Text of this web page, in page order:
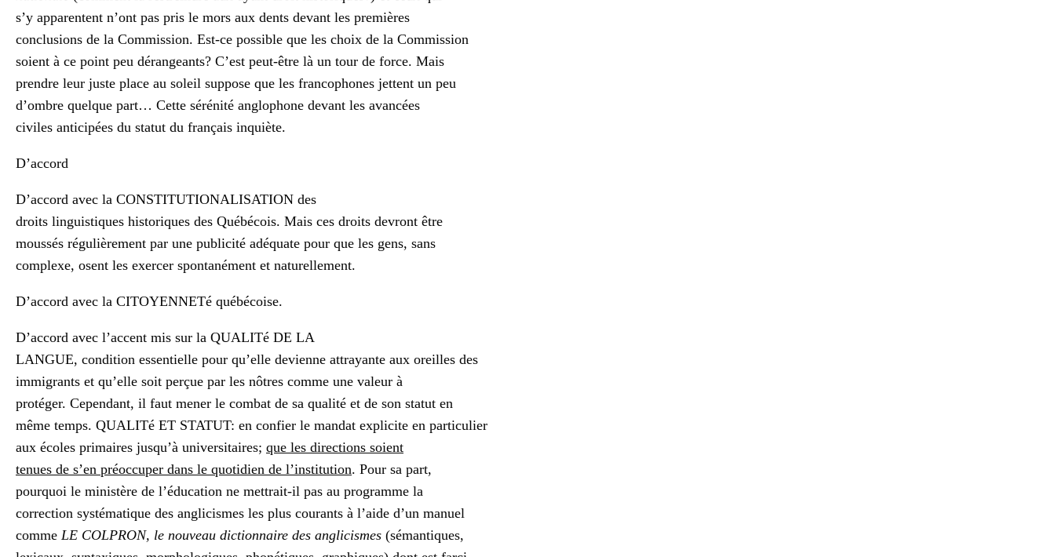
s’y apparentent n’ont pas pris le mors aux dents devant les premières
conclusions de la Commission. Est-ce possible que les choix de la Commission
soient à ce point peu dérangeants? C’est peut-être là un tour de force. Mais
prendre leur juste place au soleil suppose que les francophones jettent un peu
d’ombre quelque part… Cette sérénité anglophone devant les avancées
civiles anticipées du statut du français inquiète.
D’accord
D’accord avec la CONSTITUTIONALISATION des
droits linguistiques historiques des Québécois. Mais ces droits devront être
moussés régulièrement par une publicité adéquate pour que les gens, sans
complexe, osent les exercer spontanément et naturellement.
D’accord avec la CITOYENNETé québécoise.
D’accord avec l’accent mis sur la QUALITé DE LA
LANGUE, condition essentielle pour qu’elle devienne attrayante aux oreilles des
immigrants et qu’elle soit perçue par les nôtres comme une valeur à
protéger. Cependant, il faut mener le combat de sa qualité et de son statut en
même temps. QUALITé ET STATUT: en confier le mandat explicite en particulier
aux écoles primaires jusqu’à universitaires; que les directions soient
tenues de s’en préoccuper dans le quotidien de l’institution. Pour sa part,
pourquoi le ministère de l’éducation ne mettrait-il pas au programme la
correction systématique des anglicismes les plus courants à l’aide d’un manuel
comme LE COLPRON, le nouveau dictionnaire des anglicismes (sémantiques,